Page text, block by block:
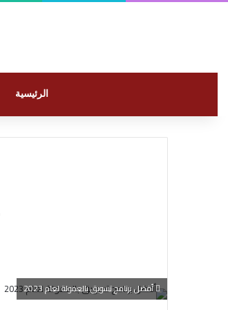
الرئيسية
أفضل برنامج تسويق بالعمولة لعام 2023